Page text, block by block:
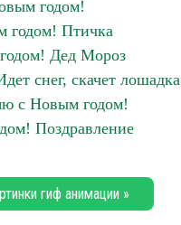
годом!
годом! Птичка
Дед Мороз
снег, скачет лошадка
с Новым годом!
Поздравление
гиф анимации »